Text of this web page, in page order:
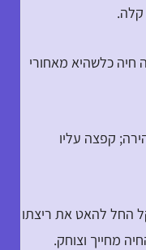
קלה.
כלשהיא מאחורי
קפצה עליו
החל להאט את ריצתו
מחייך וצוחק.